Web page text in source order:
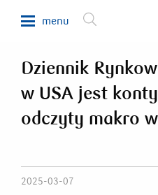
menu
Makroekonomia
Waluty, obligacje, surowce
Analizy sektorowe
Rynki zagraniczne
Dziennik
w USA jest
odczyty makro
2025-03-07